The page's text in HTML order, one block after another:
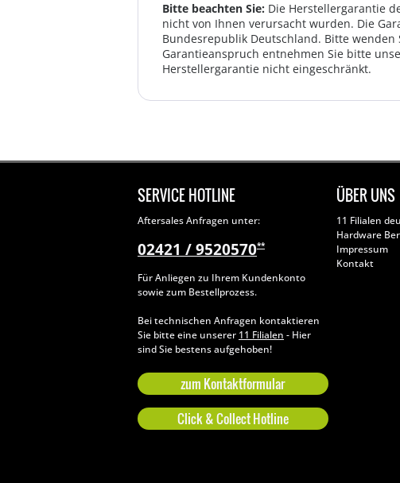
Bitte beachten Sie: Die Herstellergarantie
nicht von Ihnen verursacht wurden. Die
Bundesrepublik Deutschland. Bitte
Garantieanspruch entnehmen Sie bitte
Herstellergarantie nicht eingeschränkt.
SERVICE HOTLINE
Aftersales Anfragen unter:
02421 / 9520570**
Für Anliegen zu Ihrem Kundenkonto
sowie zum Bestellprozess.
Bei technischen Anfragen kontaktieren
Sie bitte eine unserer 11 Filialen - Hier
sind Sie bestens aufgehoben!
zum Kontaktformular
Click & Collect Hotline
ÜBER UNS
11 Filialen
Hardware
Impressum
Kontakt